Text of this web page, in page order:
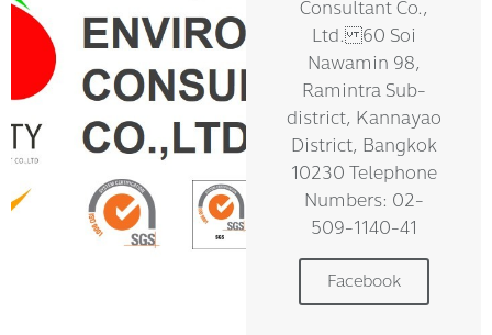
Consultant Co.,
Ltd. 60 Soi
Nawamin 98,
Ramintra Sub-
district, Kannayao
District, Bangkok
10230 Telephone
Numbers: 02-
509-1140-41
Facebook